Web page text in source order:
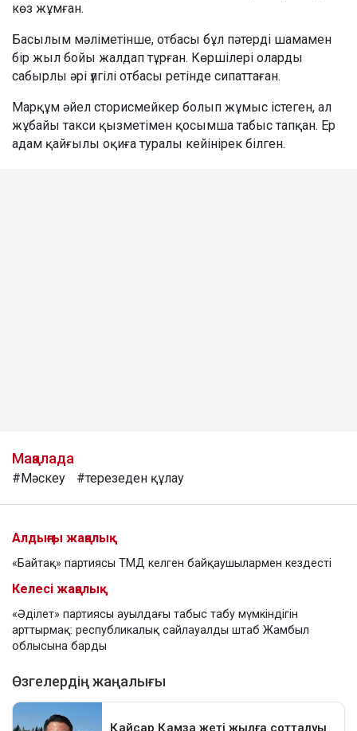
көз жұмған.
Басылым мәліметінше, отбасы бұл пәтерді шамамен
бір жыл бойы жалдап тұрған. Көршілері оларды
сабырлы әрі үлгілі отбасы ретінде сипаттаған.
Марқұм әйел сторисмейкер болып жұмыс істеген, ал
жұбайы такси қызметімен қосымша табыс тапқан. Ер
адам қайғылы оқиға туралы кейінірек білген.
Мақалада
#Мәскеу #терезеден құлау
Алдыңғы жаңалық
«Байтақ» партиясы ТМД келген байқаушылармен кездесті
Келесі жаңалық
«Әділет» партиясы ауылдағы табыс табу мүмкіндігін
арттырмақ: республикалық сайлауалды штаб Жамбыл
облысына барды